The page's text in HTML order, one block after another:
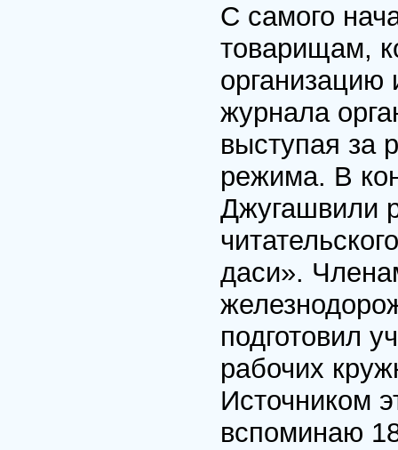
С самого
товарищам,
организацию
журнала
выступая за
режима. В
Джугашвили
даси».
подготовил
рабочих
Источником
вспоминаю